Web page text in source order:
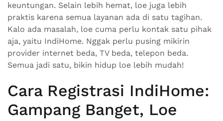
keuntungan. Selain lebih hemat, loe juga lebih
praktis karena semua layanan ada di satu tagihan.
Kalo ada masalah, loe cuma perlu kontak satu pihak
aja, yaitu IndiHome. Nggak perlu pusing mikirin
provider internet beda, TV beda, telepon beda.
Semua jadi satu, bikin hidup loe lebih mudah!
Cara Registrasi IndiHome:
Gampang Banget, Loe